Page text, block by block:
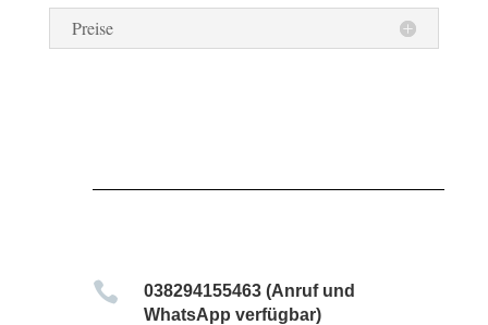
Preise

038294155463 (Anruf und
WhatsApp verfügbar)